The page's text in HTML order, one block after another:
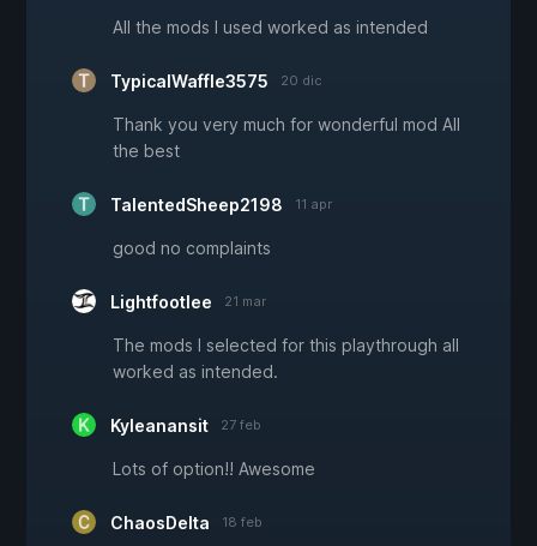
All the mods I used worked as intended
TypicalWaffle3575 20 dic
Thank you very much for wonderful mod All
the best
TalentedSheep2198 11 apr
good no complaints
Lightfootlee 21 mar
The mods I selected for this playthrough all
worked as intended.
Kyleanansit 27 feb
Lots of option!! Awesome
ChaosDelta 18 feb